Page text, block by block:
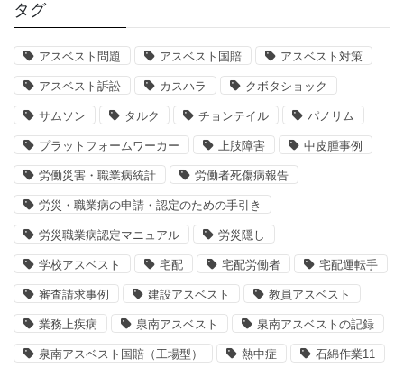
タグ
アスベスト問題 アスベスト国賠 アスベスト対策
アスベスト訴訟 カスハラ クボタショック
サムソン タルク チョンテイル パノリム
プラットフォームワーカー 上肢障害 中皮腫事例
労働災害・職業病統計 労働者死傷病報告
労災・職業病の申請・認定のための手引き
労災職業病認定マニュアル 労災隠し
学校アスベスト 宅配 宅配労働者 宅配運転手
審査請求事例 建設アスベスト 教員アスベスト
業務上疾病 泉南アスベスト 泉南アスベストの記録
泉南アスベスト国賠（工場型） 熱中症 石綿作業11